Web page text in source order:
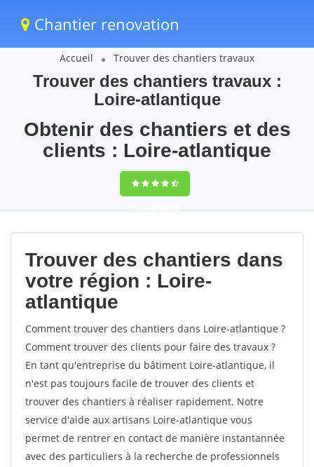
Chantier renovation
Accueil Trouver des chantiers travaux
Trouver des chantiers travaux :
Loire-atlantique
Obtenir des chantiers et des
clients : Loire-atlantique
9,5(100%)83
votes
Trouver des chantiers dans
votre région : Loire-
atlantique
Comment trouver des chantiers dans Loire-atlantique ?
Comment trouver des clients pour faire des travaux ?
En tant qu'entreprise du bâtiment Loire-atlantique, il
n'est pas toujours facile de trouver des clients et
trouver des chantiers à réaliser rapidement. Notre
service d'aide aux artisans Loire-atlantique vous
permet de rentrer en contact de manière instantannée
avec des particuliers à la recherche de professionnels